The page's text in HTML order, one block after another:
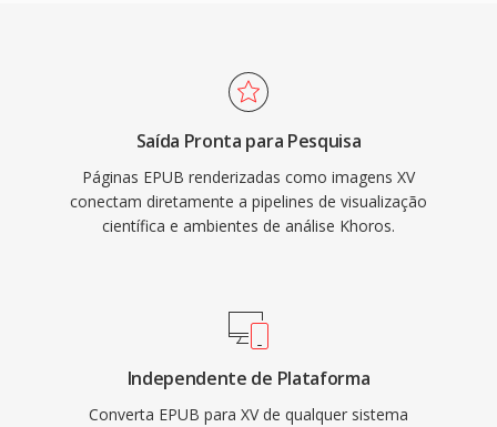
Saída Pronta para Pesquisa
Páginas EPUB renderizadas como imagens XV
conectam diretamente a pipelines de visualização
científica e ambientes de análise Khoros.
Independente de Plataforma
Converta EPUB para XV de qualquer sistema